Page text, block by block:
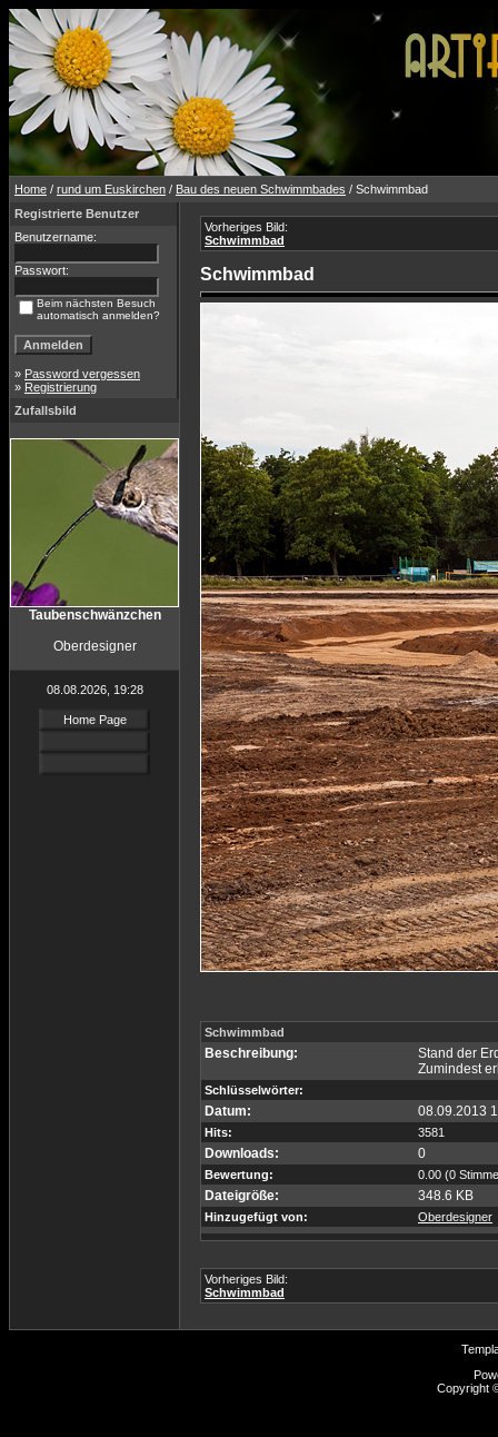
Home / rund um Euskirchen / Bau des neuen Schwimmbades / Schwimmbad
Registrierte Benutzer
Benutzername:
Passwort:
Beim nächsten Besuch
automatisch anmelden?
» Password vergessen
» Registrierung
Zufallsbild
Taubenschwänzchen
Oberdesigner
08.08.2026, 19:28
Home Page
Vorheriges Bild:
Schwimmbad
Schwimmbad
Schwimmbad
Beschreibung:
Stand der
Zumindest
Schlüsselwörter:
Datum: 08.09.2013
Hits: 3581
Downloads: 0
Bewertung: 0.00 (0
Dateigröße: 348.6 KB
Hinzugefügt von: Oberdesigner
Vorheriges Bild:
Schwimmbad
Copyright